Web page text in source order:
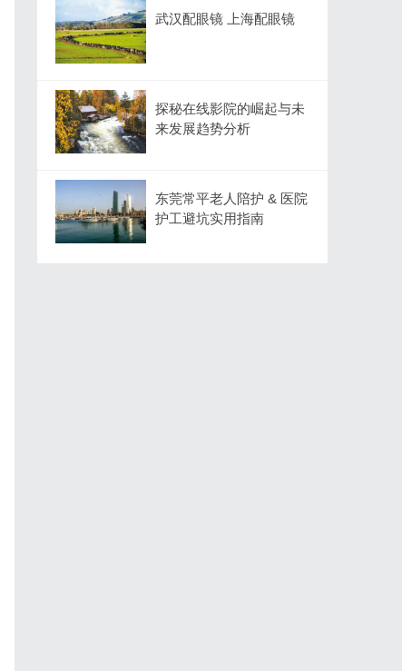
武汉配眼镜 上海配眼镜
探秘在线影院的崛起与未
来发展趋势分析
东莞常平老人陪护 & 医院
护工避坑实用指南